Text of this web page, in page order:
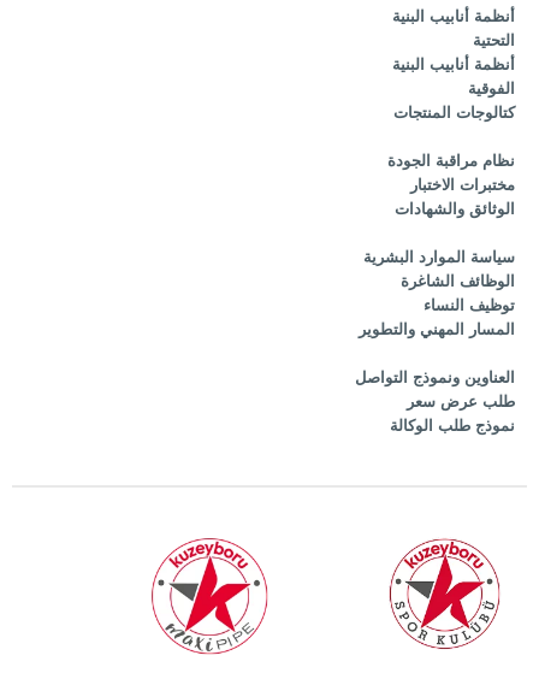
أنظمة أنابيب البنية
التحتية
أنظمة أنابيب البنية
الفوقية
كتالوجات المنتجات
نظام مراقبة الجودة
مختبرات الاختبار
الوثائق والشهادات
سياسة الموارد البشرية
الوظائف الشاغرة
توظيف النساء
المسار المهني والتطوير
العناوين ونموذج التواصل
طلب عرض سعر
نموذج طلب الوكالة